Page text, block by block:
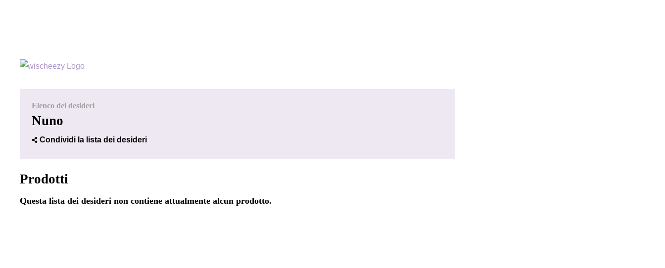
Elenco dei desideri
Nuno
Condividi la lista dei desideri
Prodotti
Questa lista dei desideri non contiene attualmente alcun prodotto.